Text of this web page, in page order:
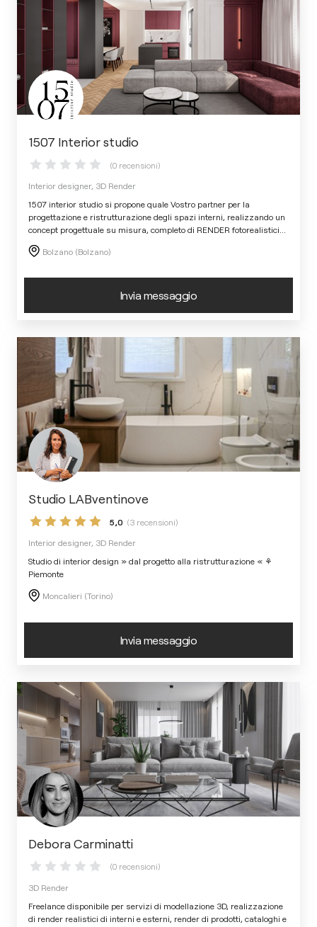
1507 Interior studio
(0 recensioni)
Interior designer, 3D Render
1507 interior studio si propone quale Vostro partner per la
progettazione e ristrutturazione degli spazi interni, realizzando un
concept progettuale su misura, completo di RENDER fotorealistici
Bolzano (Bolzano)
Invia messaggio
Studio LABventinove
5,0 (3 recensioni)
Interior designer, 3D Render
Studio di interior design » dal progetto alla ristrutturazione « ⚘
Piemonte
Moncalieri (Torino)
Invia messaggio
Debora Carminatti
(0 recensioni)
3D Render
Freelance disponibile per servizi di modellazione 3D, realizzazione
di render realistici di interni e esterni, render di prodotti, cataloghi e